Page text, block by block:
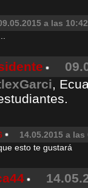
a las 10:42
,
14.05.2015 a las
esto te gustará